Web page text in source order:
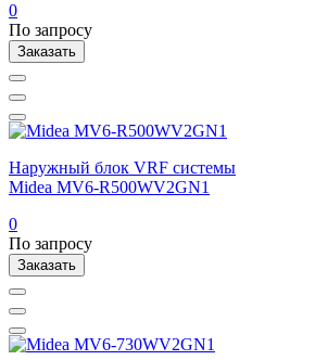
0
По запросу
Заказать
Наружный блок VRF системы
Midea MV6-R500WV2GN1
0
По запросу
Заказать